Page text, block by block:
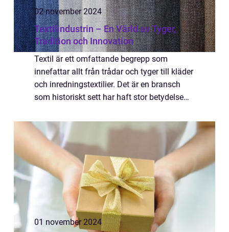
02 november 2024
Textilindustrin – En Värld av Tyger,
Tradition och Innovation
Textil är ett omfattande begrepp som
innefattar allt från trådar och tyger till kläder
och inredningstextilier. Det är en bransch
som historiskt sett har haft stor betydelse
01 november 2024